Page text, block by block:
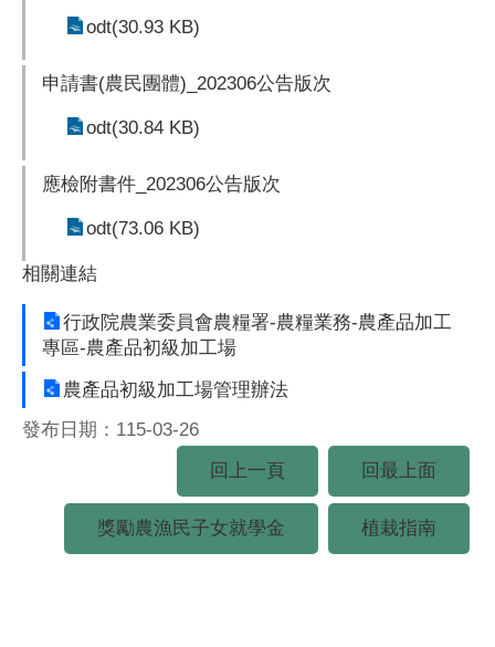
odt(30.93 KB)
申請書(農民團體)_202306公告版次
odt(30.84 KB)
應檢附書件_202306公告版次
odt(73.06 KB)
相關連結
行政院農業委員會農糧署-農糧業務-農產品加工
專區-農產品初級加工場
農產品初級加工場管理辦法
發布日期：115-03-26
回上一頁
回最上面
獎勵農漁民子女就學金 植栽指南